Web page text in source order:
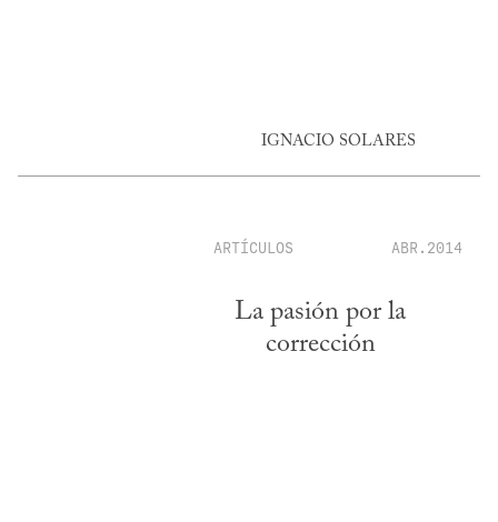
IGNACIO SOLARES
ARTÍCULOS ABR.2014
La pasión por la
corrección